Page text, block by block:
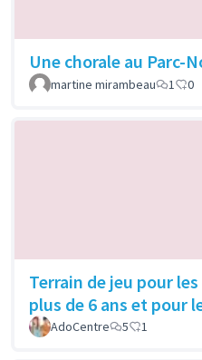
Une chorale au Parc-
martine mirambeau
1 0
Terrain de jeu pour
plus de 6 ans et pour
AdoCentre 5 1